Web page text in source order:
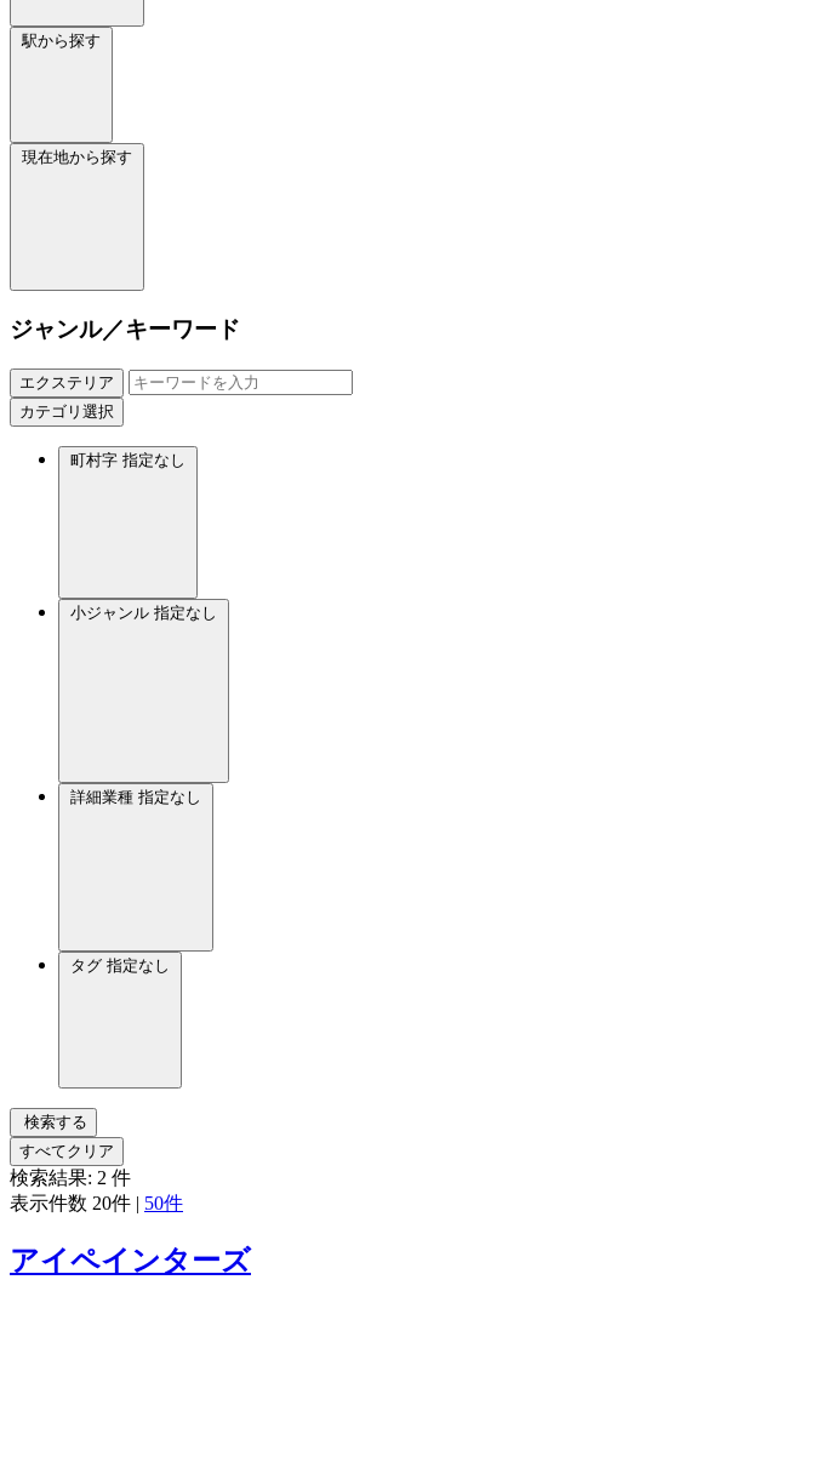
駅から探す
現在地から探す
ジャンル／キーワード
エクステリア
カテゴリ選択
町村字 指定なし
小ジャンル 指定なし
詳細業種 指定なし
タグ 指定なし
検索する
すべてクリア
検索結果: 2 件
表示件数 20件 | 50件
アイペインターズ